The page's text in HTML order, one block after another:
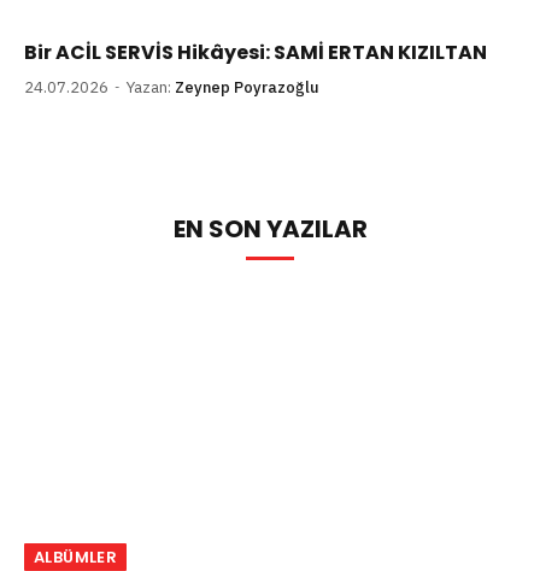
Bir ACİL SERVİS Hikâyesi: SAMİ ERTAN KIZILTAN
24.07.2026 Yazan: Zeynep Poyrazoğlu
EN SON YAZILAR
ALBÜMLER